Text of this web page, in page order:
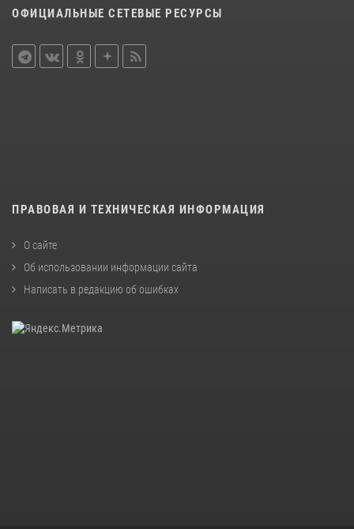
ОФИЦИАЛЬНЫЕ СЕТЕВЫЕ РЕСУРСЫ
ПРАВОВАЯ И ТЕХНИЧЕСКАЯ ИНФОРМАЦИЯ
О сайте
Об использовании информации сайта
Написать в редакцию об ошибках